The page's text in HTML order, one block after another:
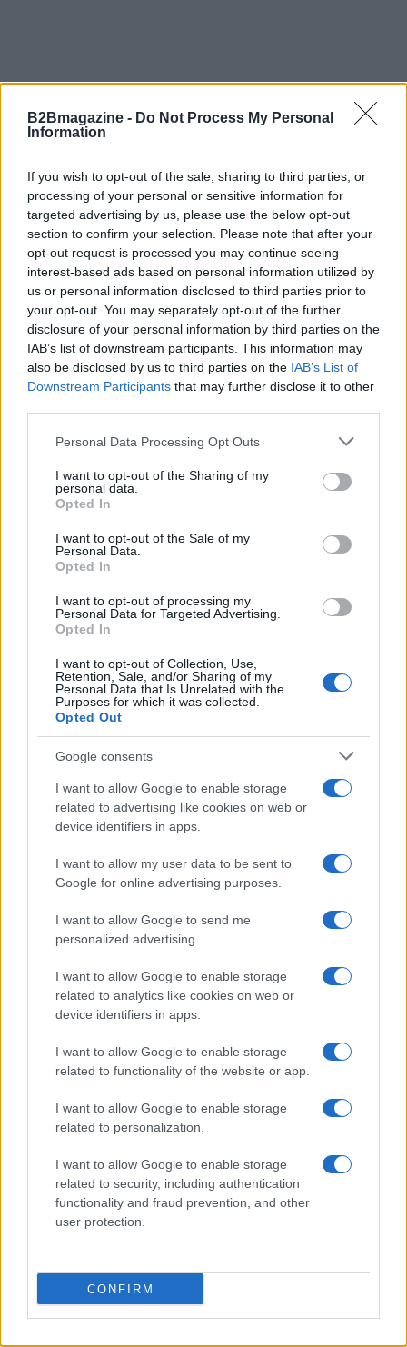
B2Bmagazine - Do Not Process My Personal
Information
If you wish to opt-out of the sale, sharing to third parties, or
processing of your personal or sensitive information for
targeted advertising by us, please use the below opt-out
section to confirm your selection. Please note that after your
opt-out request is processed you may continue seeing
interest-based ads based on personal information utilized by
us or personal information disclosed to third parties prior to
your opt-out. You may separately opt-out of the further
disclosure of your personal information by third parties on the
IAB’s list of downstream participants. This information may
also be disclosed by us to third parties on the IAB’s List of
Downstream Participants that may further disclose it to other
Please note that this website/app uses one or more Google
not limited to your visit or usage behaviour. You may click to
grant or deny consent to Google and its third-party tags to
use your data for below specified purposes in below Google
consent section.
Personal Data Processing Opt Outs
I want to opt-out of the Sharing of my
personal data.
Opted In
I want to opt-out of the Sale of my
Personal Data.
Opted In
I want to opt-out of processing my
Personal Data for Targeted Advertising.
Opted In
I want to opt-out of Collection, Use,
Retention, Sale, and/or Sharing of my
Personal Data that Is Unrelated with the
Purposes for which it was collected.
Opted Out
Google consents
I want to allow Google to enable storage
related to advertising like cookies on web or
device identifiers in apps.
I want to allow my user data to be sent to
Google for online advertising purposes.
I want to allow Google to send me
personalized advertising.
I want to allow Google to enable storage
related to analytics like cookies on web or
device identifiers in apps.
I want to allow Google to enable storage
related to functionality of the website or app.
I want to allow Google to enable storage
related to personalization.
I want to allow Google to enable storage
related to security, including authentication
functionality and fraud prevention, and other
user protection.
CONFIRM
In conclusione, l’innovazione portata da Nuclidium
nel campo dei radiofarmaci non è solo una
opportunità per migliorare le vite di milioni di
pazienti. E voi, che ne pensate? Siete pronti a
seguire l’evoluzione di questa storia? 💬✨
AUTORE
AiAdhubMedia
Continua a leggere
Ripensare le tecnologie umanitarie oltre i criteri dei
donatori
B2B NEWS